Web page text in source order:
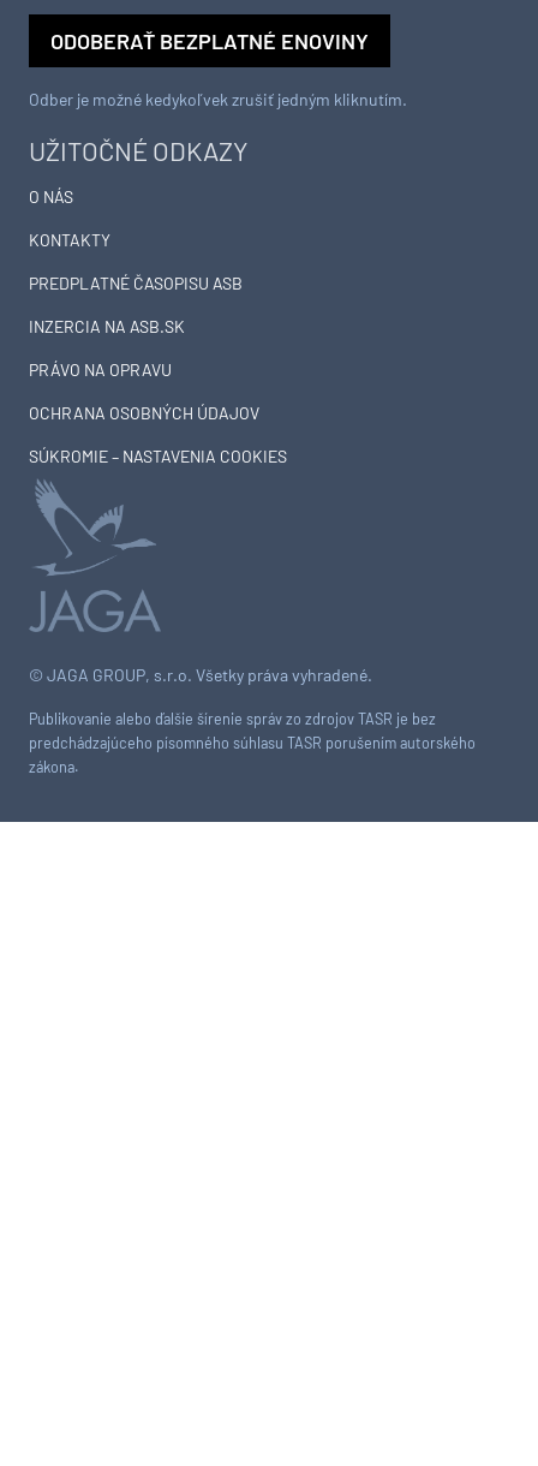
© JAGA GROUP, s.r.o. Všetky práva vyhradené.
Publikovanie alebo ďalšie šírenie správ zo zdrojov TASR je bez
predchádzajúceho písomného súhlasu TASR porušením autorského
zákona.
UŽITOČNÉ ODKAZY
O NÁS
KONTAKTY
PREDPLATNÉ ČASOPISU ASB
INZERCIA NA ASB.SK
PRÁVO NA OPRAVU
OCHRANA OSOBNÝCH ÚDAJOV
SÚKROMIE – NASTAVENIA COOKIES
ODOBERAŤ BEZPLATNÉ ENOVINY
Odber je možné kedykoľvek zrušiť jedným kliknutím.